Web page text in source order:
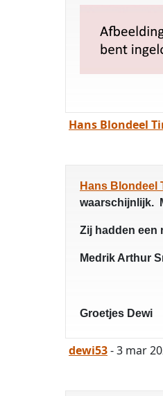
Hans Blondeel
Hans Blondeel
waarschijnlijk.
Zij hadden een
Medrik Arthur
Groetjes Dewi
dewi53- 3 mar